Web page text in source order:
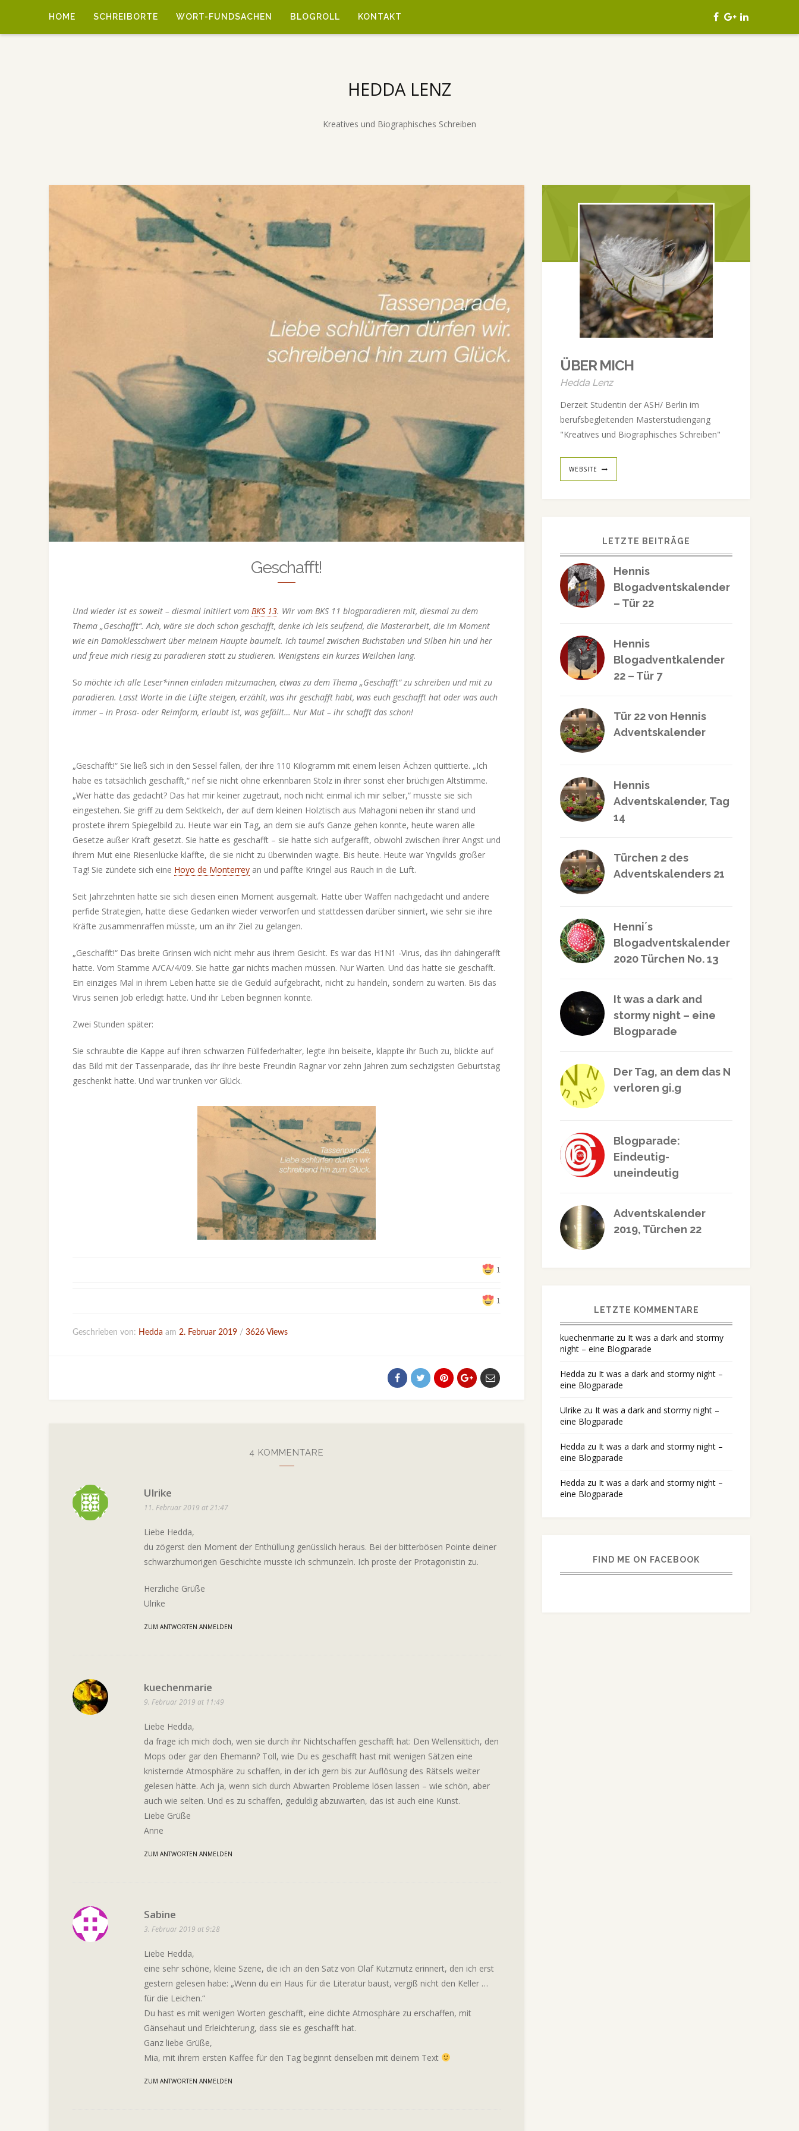
HOME SCHREIBORTE WORT-FUNDSACHEN BLOGROLL KONTAKT
HEDDA LENZ
Kreatives und Biographisches Schreiben
Geschafft!
Und wieder ist es soweit – diesmal initiiert vom BKS 13. Wir vom BKS 11 blogparadieren mit, diesmal zu dem
Thema „Geschafft“. Ach, wäre sie doch schon geschafft, denke ich leis seufzend, die Masterarbeit, die im Moment
wie ein Damoklesschwert über meinem Haupte baumelt. Ich taumel zwischen Buchstaben und Silben hin und her
und freue mich riesig zu paradieren statt zu studieren. Wenigstens ein kurzes Weilchen lang.
So möchte ich alle Leser*innen einladen mitzumachen, etwas zu dem Thema „Geschafft“ zu schreiben und mit zu
paradieren. Lasst Worte in die Lüfte steigen, erzählt, was ihr geschafft habt, was euch geschafft hat oder was auch
immer – in Prosa- oder Reimform, erlaubt ist, was gefällt… Nur Mut – ihr schafft das schon!
„Geschafft!“ Sie ließ sich in den Sessel fallen, der ihre 110 Kilogramm mit einem leisen Ächzen quittierte. „Ich
habe es tatsächlich geschafft,“ rief sie nicht ohne erkennbaren Stolz in ihrer sonst eher brüchigen Altstimme.
„Wer hätte das gedacht? Das hat mir keiner zugetraut, noch nicht einmal ich mir selber,“ musste sie sich
eingestehen. Sie griff zu dem Sektkelch, der auf dem kleinen Holztisch aus Mahagoni neben ihr stand und
prostete ihrem Spiegelbild zu. Heute war ein Tag, an dem sie aufs Ganze gehen konnte, heute waren alle
Gesetze außer Kraft gesetzt. Sie hatte es geschafft – sie hatte sich aufgerafft, obwohl zwischen ihrer Angst und
ihrem Mut eine Riesenlücke klaffte, die sie nicht zu überwinden wagte. Bis heute. Heute war Yngvilds großer
Tag! Sie zündete sich eine Hoyo de Monterrey an und paffte Kringel aus Rauch in die Luft.
Seit Jahrzehnten hatte sie sich diesen einen Moment ausgemalt. Hatte über Waffen nachgedacht und andere
perfide Strategien, hatte diese Gedanken wieder verworfen und stattdessen darüber sinniert, wie sehr sie ihre
Kräfte zusammenraffen müsste, um an ihr Ziel zu gelangen.
„Geschafft!“ Das breite Grinsen wich nicht mehr aus ihrem Gesicht. Es war das H1N1 -Virus, das ihn dahingerafft
hatte. Vom Stamme A/CA/4/09. Sie hatte gar nichts machen müssen. Nur Warten. Und das hatte sie geschafft.
Ein einziges Mal in ihrem Leben hatte sie die Geduld aufgebracht, nicht zu handeln, sondern zu warten. Bis das
Virus seinen Job erledigt hatte. Und ihr Leben beginnen konnte.
Zwei Stunden später:
Sie schraubte die Kappe auf ihren schwarzen Füllfederhalter, legte ihn beiseite, klappte ihr Buch zu, blickte auf
das Bild mit der Tassenparade, das ihr ihre beste Freundin Ragnar vor zehn Jahren zum sechzigsten Geburtstag
geschenkt hatte. Und war trunken vor Glück.
1
1
Geschrieben von: Hedda am 2. Februar 2019 / 3626 Views
4 KOMMENTARE
Ulrike
11. Februar 2019 at 21:47
Liebe Hedda,
du zögerst den Moment der Enthüllung genüsslich heraus. Bei der bitterbösen Pointe deiner
schwarzhumorigen Geschichte musste ich schmunzeln. Ich proste der Protagonistin zu.
Herzliche Grüße
Ulrike
ZUM ANTWORTEN ANMELDEN
kuechenmarie
9. Februar 2019 at 11:49
Liebe Hedda,
da frage ich mich doch, wen sie durch ihr Nichtschaffen geschafft hat: Den Wellensittich, den
Mops oder gar den Ehemann? Toll, wie Du es geschafft hast mit wenigen Sätzen eine
knisternde Atmosphäre zu schaffen, in der ich gern bis zur Auflösung des Rätsels weiter
gelesen hätte. Ach ja, wenn sich durch Abwarten Probleme lösen lassen – wie schön, aber
auch wie selten. Und es zu schaffen, geduldig abzuwarten, das ist auch eine Kunst.
Liebe Grüße
Anne
ZUM ANTWORTEN ANMELDEN
Sabine
3. Februar 2019 at 9:28
Liebe Hedda,
eine sehr schöne, kleine Szene, die ich an den Satz von Olaf Kutzmutz erinnert, den ich erst
gestern gelesen habe: „Wenn du ein Haus für die Literatur baust, vergiß nicht den Keller …
für die Leichen.“
Du hast es mit wenigen Worten geschafft, eine dichte Atmosphäre zu erschaffen, mit
Gänsehaut und Erleichterung, dass sie es geschafft hat.
Ganz liebe Grüße,
Mia, mit ihrem ersten Kaffee für den Tag beginnt denselben mit deinem Text
ZUM ANTWORTEN ANMELDEN
ÜBER MICH
Hedda Lenz
Derzeit Studentin der ASH/ Berlin im
berufsbegleitenden Masterstudiengang
"Kreatives und Biographisches Schreiben"
WEBSITE
LETZTE BEITRÄGE
Hennis
Blogadventskalender
– Tür 22
Hennis
Blogadventkalender
22 – Tür 7
Tür 22 von Hennis
Adventskalender
Hennis
Adventskalender, Tag
14
Türchen 2 des
Adventskalenders 21
Henni´s
Blogadventskalender
2020 Türchen No. 13
It was a dark and
stormy night – eine
Blogparade
Der Tag, an dem das N
verloren gi.g
Blogparade:
Eindeutig-
uneindeutig
Adventskalender
2019, Türchen 22
LETZTE KOMMENTARE
kuechenmarie zu It was a dark and stormy
night – eine Blogparade
Hedda zu It was a dark and stormy night –
eine Blogparade
Ulrike zu It was a dark and stormy night –
eine Blogparade
Hedda zu It was a dark and stormy night –
eine Blogparade
Hedda zu It was a dark and stormy night –
eine Blogparade
FIND ME ON FACEBOOK